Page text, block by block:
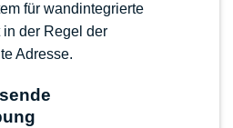
für wandintegrierte
in der Regel der
Adresse.